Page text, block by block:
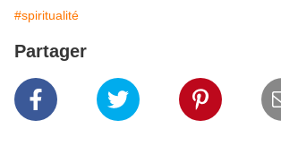
#spiritualité
Partager